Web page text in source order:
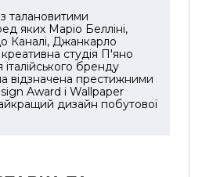
талановитими
яких Маріо Белліні,
Каналі, Джанкарло
студія П'яно
бренду
відзначена престижними
Award і Wallpaper
дизайн побутової